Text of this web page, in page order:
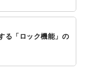
ザインテンプレート
プレート
テンプレートを公開
る「ロック機能」の